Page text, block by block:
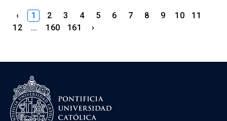
‹ 1 2 3 4 5 6 7 8 9 10
11
12
... 160 161 ›